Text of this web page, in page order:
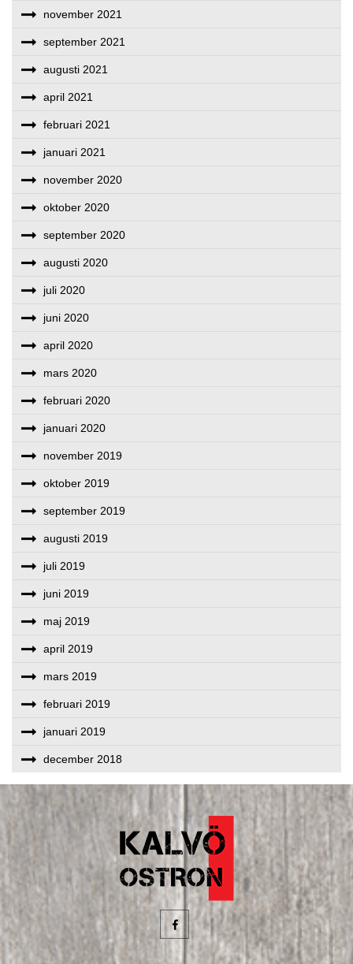
november 2021
september 2021
augusti 2021
april 2021
februari 2021
januari 2021
november 2020
oktober 2020
september 2020
augusti 2020
juli 2020
juni 2020
april 2020
mars 2020
februari 2020
januari 2020
november 2019
oktober 2019
september 2019
augusti 2019
juli 2019
juni 2019
maj 2019
april 2019
mars 2019
februari 2019
januari 2019
december 2018